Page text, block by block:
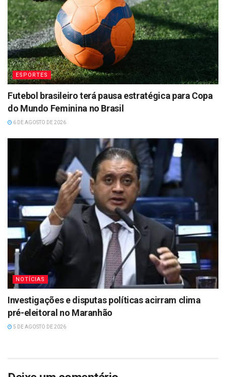
ESPORTES
Futebol brasileiro terá pausa estratégica para Copa
do Mundo Feminina no Brasil
6 DE AGOSTO DE 2026
NOTÍCIAS
Investigações e disputas políticas acirram clima
pré-eleitoral no Maranhão
5 DE AGOSTO DE 2026